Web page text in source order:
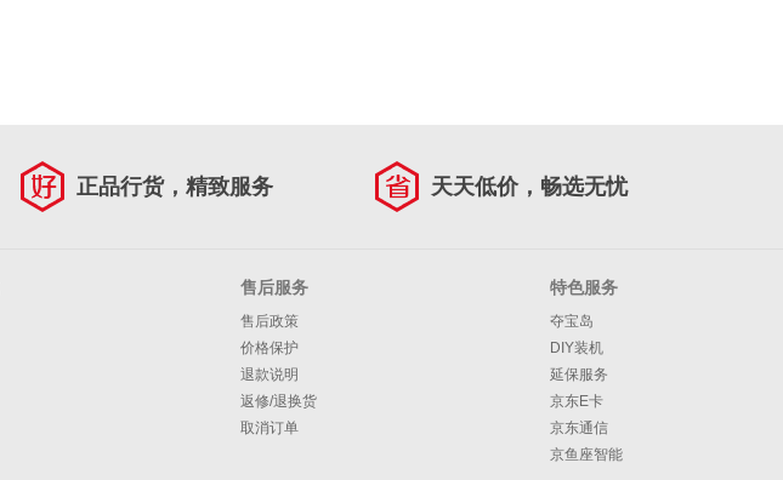
正品行货，精致服务 天天低价，畅选无忧
售后服务
售后政策
价格保护
退款说明
返修/退换货
取消订单
特色服务
夺宝岛
DIY装机
延保服务
京东E卡
京东通信
京鱼座智能